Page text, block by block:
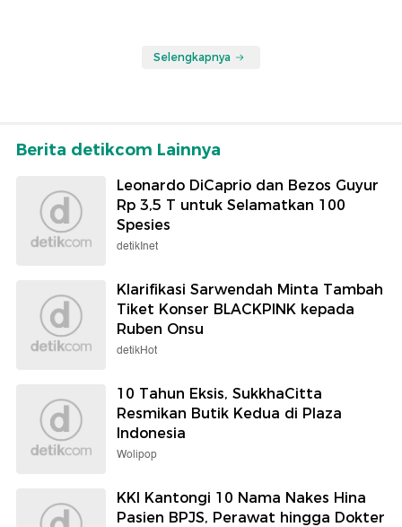
Selengkapnya
Berita detikcom Lainnya
Leonardo DiCaprio dan Bezos Guyur
Rp 3,5 T untuk Selamatkan 100
Spesies
detikInet
Klarifikasi Sarwendah Minta Tambah
Tiket Konser BLACKPINK kepada
Ruben Onsu
detikHot
10 Tahun Eksis, SukkhaCitta
Resmikan Butik Kedua di Plaza
Indonesia
Wolipop
KKI Kantongi 10 Nama Nakes Hina
Pasien BPJS, Perawat hingga Dokter